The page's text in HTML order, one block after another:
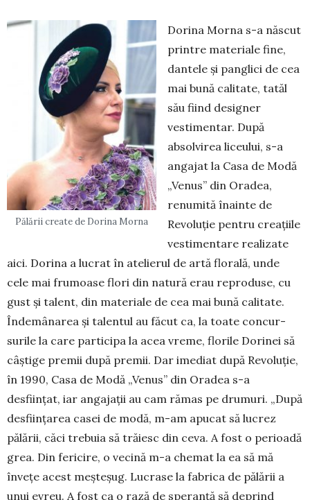
Pălării create de Dorina Morna
Dorina Morna s-a născut
printre ma­te­riale fine,
dantele și panglici de cea
mai bună cali­tate, tatăl
său fiind designer
vestimentar. După
absolvirea liceului, s-a
angajat la Casa de Mo­dă
„Venus” din Oradea,
renumită înainte de
Revo­luție pentru creațiile
vestimentare realizate
aici. Dorina a lucrat în atelierul de artă florală, unde
cele mai frumoase flori din natură erau reproduse, cu
gust și talent, din materiale de cea mai bună ca­litate.
În­demânarea și talentul au făcut ca, la toate concur­
surile la care participa la acea vreme, florile Dorinei să
câștige premii după premii. Dar imediat după Revoluție,
în 1990, Casa de Modă „Venus” din Oradea s-a
desființat, iar angajații au cam rămas pe drumuri. „După
desființarea casei de modă, m-am apucat să lucrez
pălării, căci trebuia să trăiesc din ceva. A fost o perioadă
grea. Din fericire, o vecină m-a chemat la ea să mă
învețe acest meșteșug. Lucrase la fa­brica de pălării a
unui evreu. A fost ca o rază de speranță să deprind